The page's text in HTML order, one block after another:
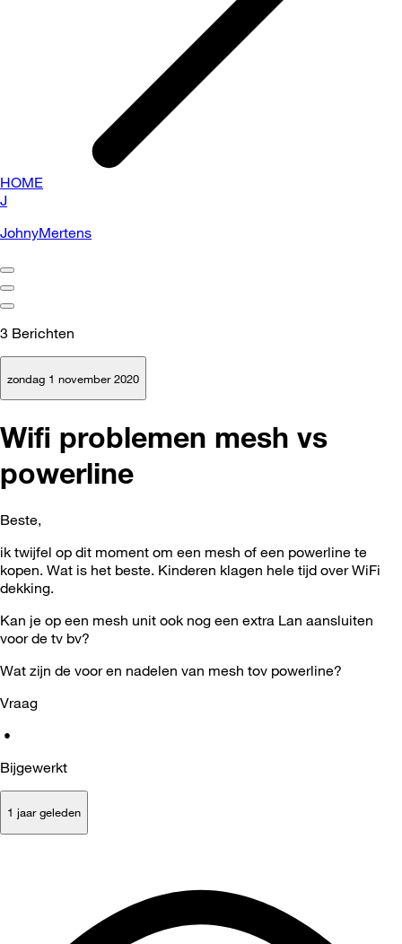
HOME
J
JohnyMertens
3 Berichten
zondag 1 november 2020
Wifi problemen mesh vs
powerline
Beste,
ik twijfel op dit moment om een mesh of een powerline te
kopen. Wat is het beste. Kinderen klagen hele tijd over WiFi
dekking.
Kan je op een mesh unit ook nog een extra Lan aansluiten
voor de tv bv?
Wat zijn de voor en nadelen van mesh tov powerline?
Vraag
•
Bijgewerkt
1 jaar geleden